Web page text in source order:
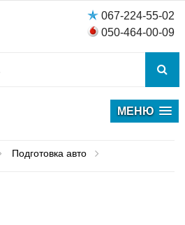
067-224-55-02
050-464-00-09
МЕНЮ
Подготовка авто